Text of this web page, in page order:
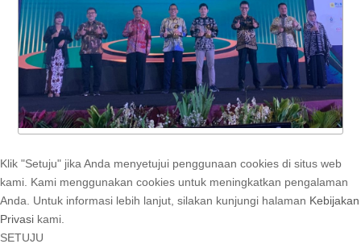
Klik "Setuju" jika Anda menyetujui penggunaan cookies di situs web
kami. Kami menggunakan cookies untuk meningkatkan pengalaman
Anda. Untuk informasi lebih lanjut, silakan kunjungi halaman Kebijakan
Privasi kami.
SETUJU